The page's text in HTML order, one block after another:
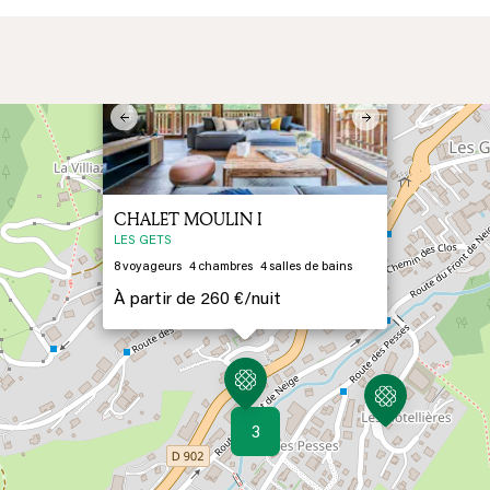
3
Previous Next
CHALET MOULIN I
LES GETS
8voyageurs 4 chambres 4salles de bains
À partir de 260 €/nuit